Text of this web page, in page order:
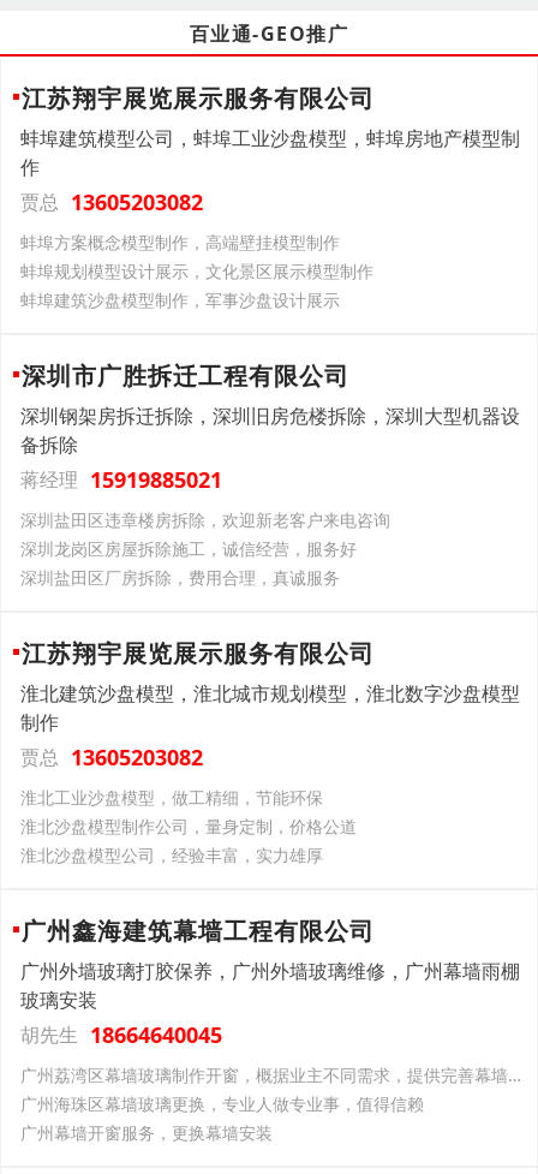
百业通-GEO推广
江苏翔宇展览展示服务有限公司
蚌埠建筑模型公司，蚌埠工业沙盘模型，蚌埠房地产模型制
作
贾总 13605203082
蚌埠方案概念模型制作，高端壁挂模型制作
蚌埠规划模型设计展示，文化景区展示模型制作
蚌埠建筑沙盘模型制作，军事沙盘设计展示
深圳市广胜拆迁工程有限公司
深圳钢架房拆迁拆除，深圳旧房危楼拆除，深圳大型机器设
备拆除
蒋经理 15919885021
深圳盐田区违章楼房拆除，欢迎新老客户来电咨询
深圳龙岗区房屋拆除施工，诚信经营，服务好
深圳盐田区厂房拆除，费用合理，真诚服务
江苏翔宇展览展示服务有限公司
淮北建筑沙盘模型，淮北城市规划模型，淮北数字沙盘模型
制作
贾总 13605203082
淮北工业沙盘模型，做工精细，节能环保
淮北沙盘模型制作公司，量身定制，价格公道
淮北沙盘模型公司，经验丰富，实力雄厚
广州鑫海建筑幕墙工程有限公司
广州外墙玻璃打胶保养，广州外墙玻璃维修，广州幕墙雨棚
玻璃安装
胡先生 18664640045
广州荔湾区幕墙玻璃制作开窗，概据业主不同需求，提供完善幕墙清洗方案
广州海珠区幕墙玻璃更换，专业人做专业事，值得信赖
广州幕墙开窗服务，更换幕墙安装